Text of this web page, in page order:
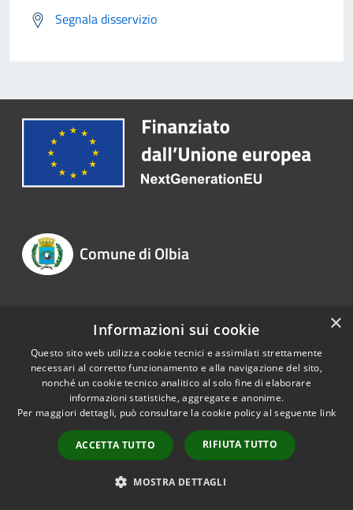
Segnala disservizio
Comune di Olbia
Twitter Youtube
AMMINISTRAZIONE
Organi di Governo
Aree Amministrative
×
Informazioni sui cookie
Questo sito web utilizza cookie tecnici e assimilati strettamente
necessari al corretto funzionamento e alla navigazione del sito,
nonché un cookie tecnico analitico al solo fine di elaborare
informazioni statistiche, aggregate e anonime.
Per maggiori dettagli, può consultare la cookie policy al seguente link
ACCETTA TUTTO RIFIUTA TUTTO
MOSTRA DETTAGLI